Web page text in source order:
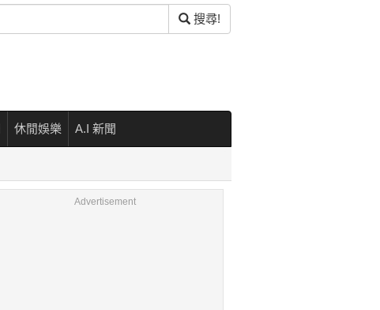
搜尋!
休閒娛樂 A.I 新聞
Advertisement